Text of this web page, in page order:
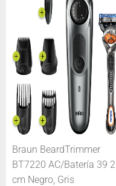
Braun BeardTrimmer
BT7220 AC/Batería 39 2
cm Negro, Gris